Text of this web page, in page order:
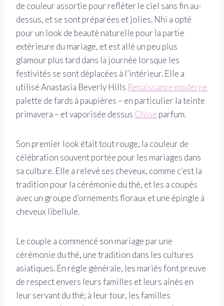
de couleur assortie pour refléter le ciel sans fin au-
dessus, et se sont préparées et jolies. Nhi a opté
pour un look de beauté naturelle pour la partie
extérieure du mariage, et est allé un peu plus
glamour plus tard dans la journée lorsque les
festivités se sont déplacées à l’intérieur. Elle a
utilisé Anastasia Beverly Hills Renaissance moderne
palette de fards à paupières – en particulier la teinte
primavera – et vaporisée dessus Chloe parfum.
Son premier look était tout rouge, la couleur de
célébration souvent portée pour les mariages dans
sa culture. Elle a relevé ses cheveux, comme c’est la
tradition pour la cérémonie du thé, et les a coupés
avec un groupe d’ornements floraux et une épingle à
cheveux libellule.
Le couple a commencé son mariage par une
cérémonie du thé, une tradition dans les cultures
asiatiques. En règle générale, les mariés font preuve
de respect envers leurs familles et leurs aînés en
leur servant du thé; à leur tour, les familles